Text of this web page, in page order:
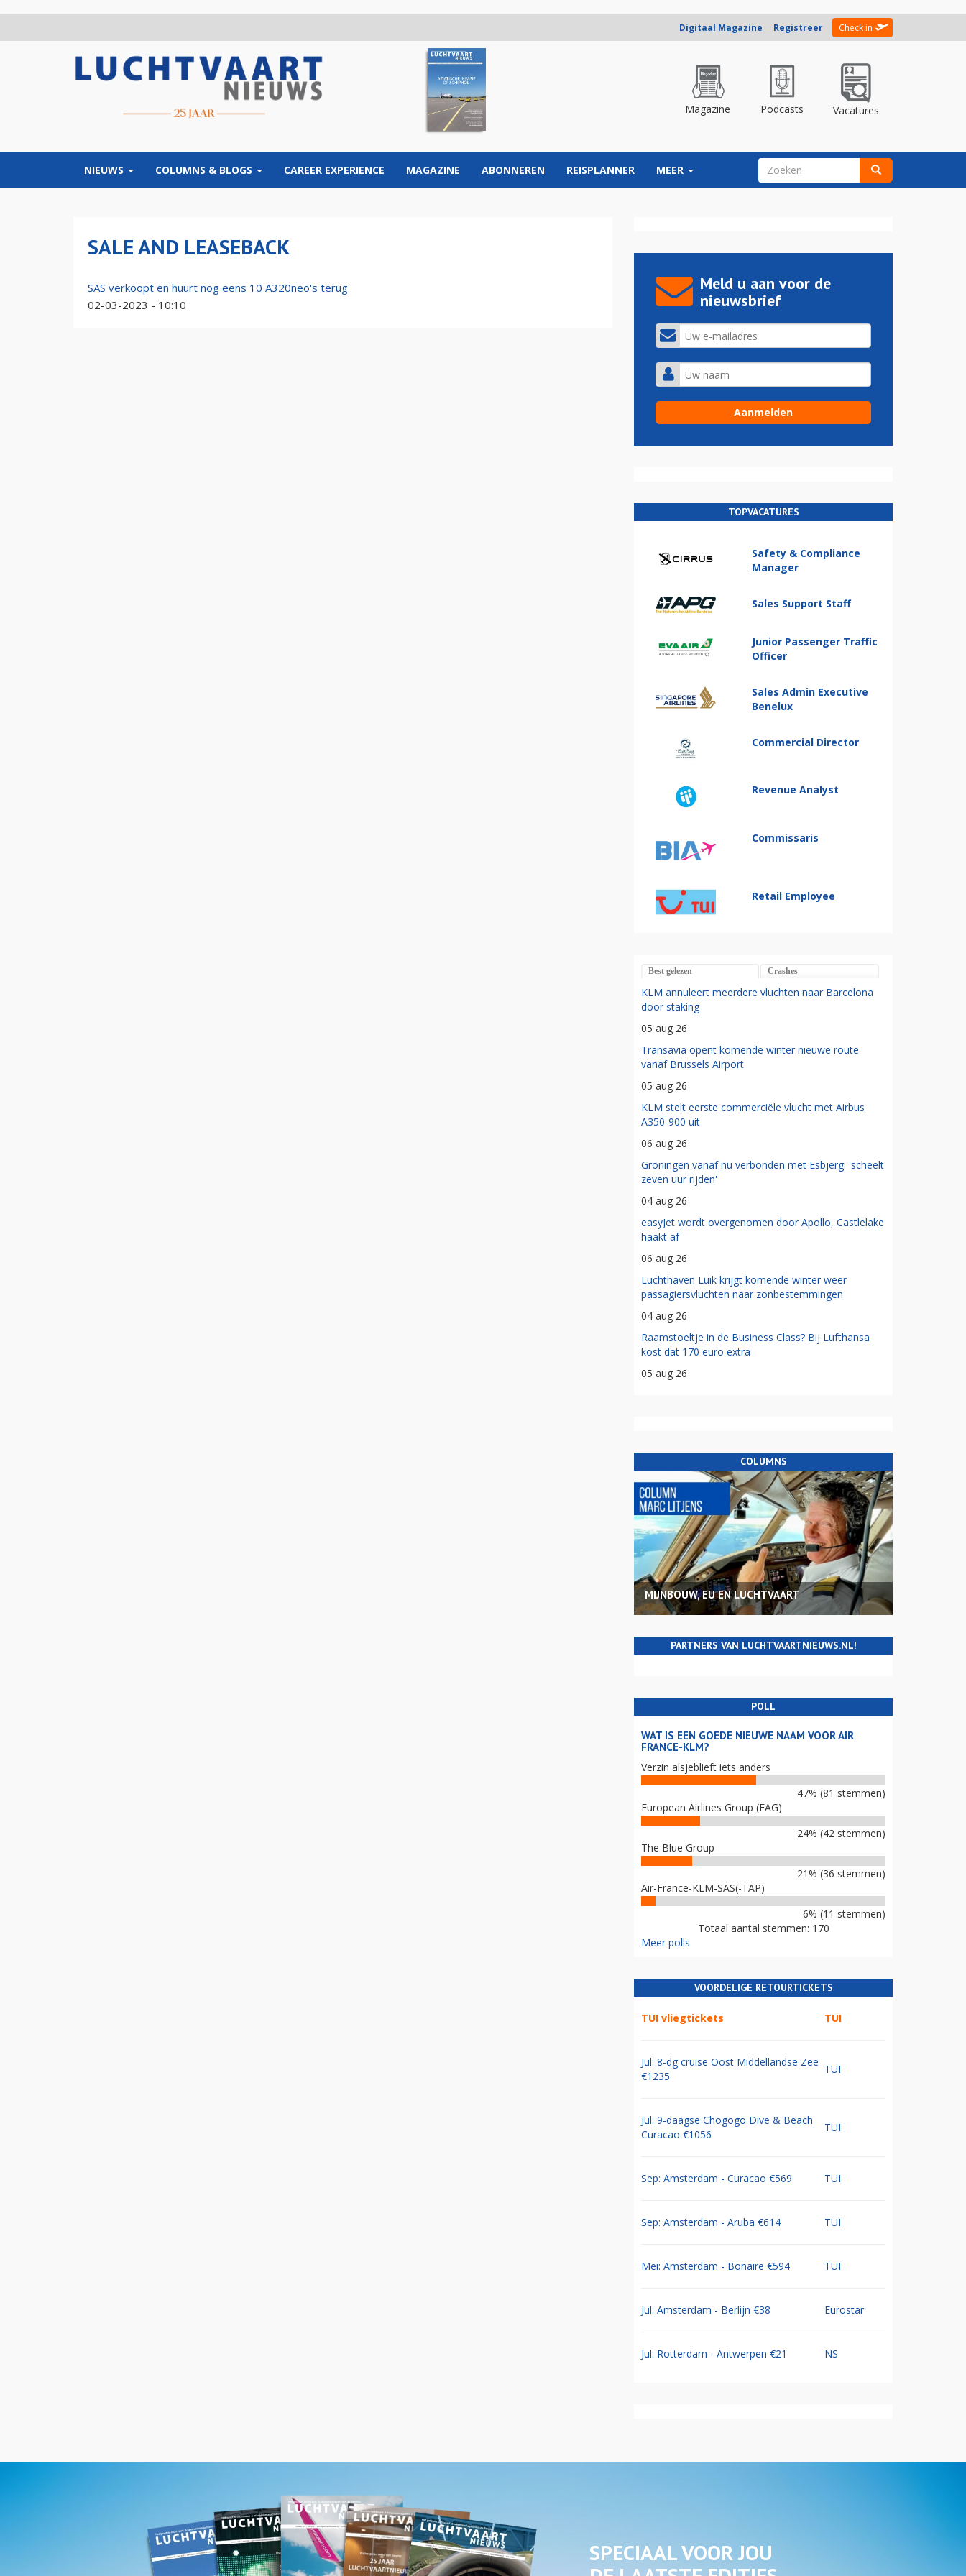
Digitaal Magazine Registreer Check in
Magazine Podcasts Vacatures
NIEUWS COLUMNS & BLOGS CAREER EXPERIENCE MAGAZINE ABONNEREN REISPLANNER MEER ZOEKVELD
SALE AND LEASEBACK
SAS verkoopt en huurt nog eens 10 A320neo's terug
02-03-2023 - 10:10
Meld u aan voor de
nieuwsbrief
TOPVACATURES
Safety & Compliance
Manager
Sales Support Staff
Junior Passenger Traffic
Officer
Sales Admin Executive
Benelux
Commercial Director
Revenue Analyst
Commissaris
Retail Employee
Best gelezen Crashes
KLM annuleert meerdere vluchten naar Barcelona
door staking
05 aug 26
Transavia opent komende winter nieuwe route
vanaf Brussels Airport
05 aug 26
KLM stelt eerste commerciële vlucht met Airbus
A350-900 uit
06 aug 26
Groningen vanaf nu verbonden met Esbjerg: 'scheelt
zeven uur rijden'
04 aug 26
easyJet wordt overgenomen door Apollo, Castlelake
haakt af
06 aug 26
Luchthaven Luik krijgt komende winter weer
passagiersvluchten naar zonbestemmingen
04 aug 26
Raamstoeltje in de Business Class? Bij Lufthansa
kost dat 170 euro extra
05 aug 26
COLUMNS
MIJNBOUW, EU EN LUCHTVAART
PARTNERS VAN LUCHTVAARTNIEUWS.NL!
POLL
WAT IS EEN GOEDE NIEUWE NAAM VOOR AIR
FRANCE-KLM?
Verzin alsjeblieft iets anders
47% (81 stemmen)
European Airlines Group (EAG)
24% (42 stemmen)
The Blue Group
21% (36 stemmen)
Air-France-KLM-SAS(-TAP)
6% (11 stemmen)
Totaal aantal stemmen: 170
Meer polls
VOORDELIGE RETOURTICKETS
TUI vliegtickets TUI
Jul: 8-dg cruise Oost Middellandse Zee
€1235
TUI
Jul: 9-daagse Chogogo Dive & Beach
Curacao €1056
TUI
Sep: Amsterdam - Curacao €569 TUI
Sep: Amsterdam - Aruba €614 TUI
Mei: Amsterdam - Bonaire €594 TUI
Jul: Amsterdam - Berlijn €38 Eurostar
Jul: Rotterdam - Antwerpen €21 NS
SPECIAAL VOOR JOU